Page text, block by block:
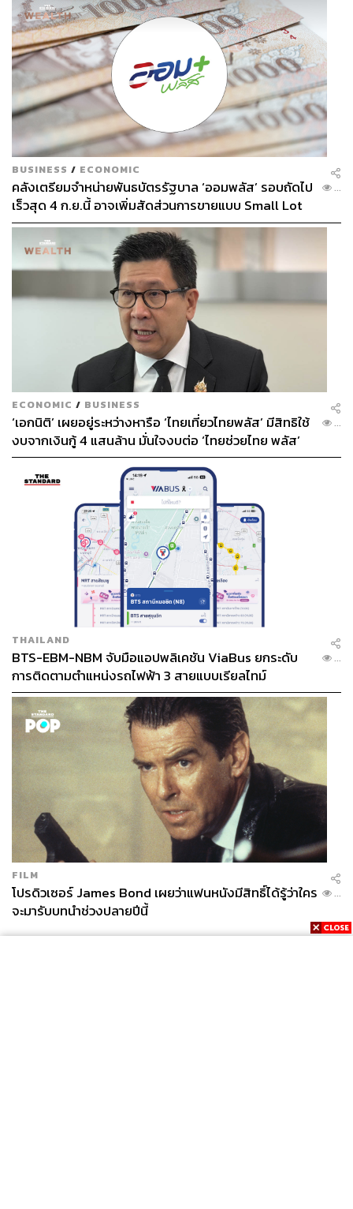
BUSINESS / ECONOMIC
คลังเตรียมจำหน่ายพันธบัตรรัฐบาล ‘ออมพลัส’ รอบถัดไป
เร็วสุด 4 ก.ย.นี้ อาจเพิ่มสัดส่วนการขายแบบ Small Lot
First มากขึ้น
...
ECONOMIC / BUSINESS
‘เอกนิติ’ เผยอยู่ระหว่างหารือ ‘ไทยเที่ยวไทยพลัส’ มีสิทธิใช้
งบจากเงินกู้ 4 แสนล้าน มั่นใจงบต่อ ‘ไทยช่วยไทย พลัส’
เฟส 2 มีเพียงพอ
...
THAILAND
BTS-EBM-NBM จับมือแอปพลิเคชัน ViaBus ยกระดับ
การติดตามตำแหน่งรถไฟฟ้า 3 สายแบบเรียลไทม์
...
FILM
โปรดิวเซอร์ James Bond เผยว่าแฟนหนังมีสิทธิ์ได้รู้ว่าใคร
จะมารับบทนำช่วงปลายปีนี้
...